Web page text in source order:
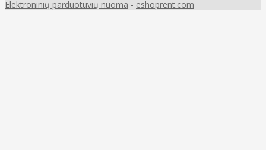
Elektroninių parduotuvių nuoma - eshoprent.com